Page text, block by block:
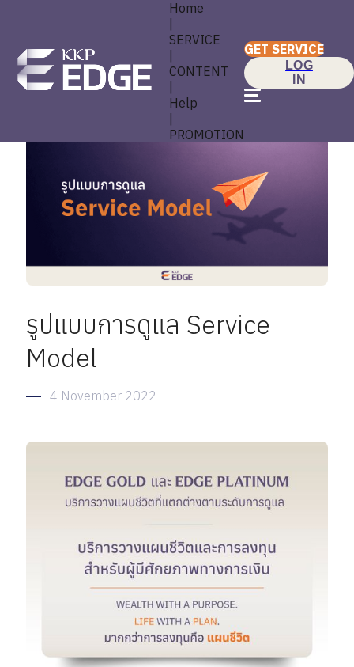
Home
SERVICE
CONTENT
Help
PROMOTION
GET SERVICE
LOG
IN
รูปแบบการดูแล Service
Model
4 November 2022